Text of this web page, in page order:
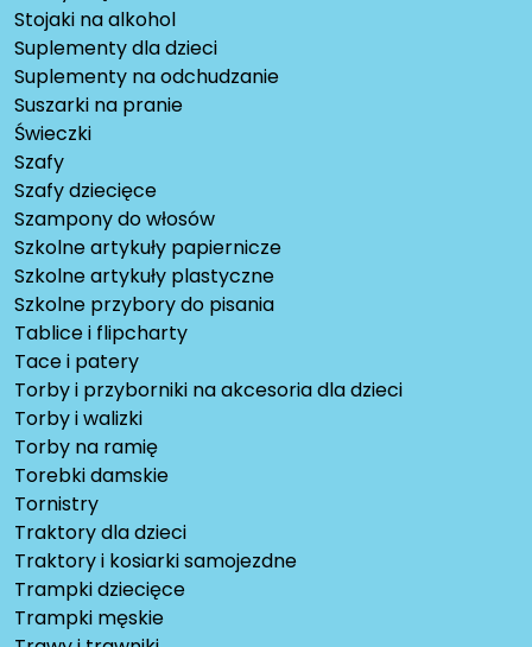
Stojaki na alkohol
Suplementy dla dzieci
Suplementy na odchudzanie
Suszarki na pranie
Świeczki
Szafy
Szafy dziecięce
Szampony do włosów
Szkolne artykuły papiernicze
Szkolne artykuły plastyczne
Szkolne przybory do pisania
Tablice i flipcharty
Tace i patery
Torby i przyborniki na akcesoria dla dzieci
Torby i walizki
Torby na ramię
Torebki damskie
Tornistry
Traktory dla dzieci
Traktory i kosiarki samojezdne
Trampki dziecięce
Trampki męskie